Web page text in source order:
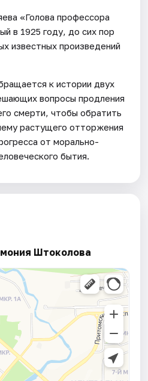
«Голова профессора
в 1925 году, до сих пор
известных произведений
к истории двух
вопросы продления
смерти, чтобы обратить
растущего отторжения
от морально-
бытия.
Штоколова